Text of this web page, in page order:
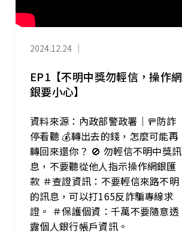
2024.12.24 ｜
EP1【不明中獎勿輕信，操作網
銀要小心】
資料來源：內政部警政署｜🚥防詐
停看聽 💰轉出去的錢，怎麼可能再
轉回來還你？ 🚫 勿輕信不明中獎訊
息，不要聽從他人指示操作網銀匯
款 ＃查證資訊：不要輕信來路不明
的訊息，可以打165反詐騙專線求
證。 ＃保護個資：千萬不要隨意透
露個人銀行帳戶資訊。